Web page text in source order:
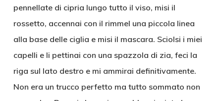
pennellate di cipria lungo tutto il viso, misi il
rossetto, accennai con il rimmel una piccola linea
alla base delle ciglia e misi il mascara. Sciolsi i miei
capelli e li pettinai con una spazzola di zia, feci la
riga sul lato destro e mi ammirai definitivamente.
Non era un trucco perfetto ma tutto sommato non